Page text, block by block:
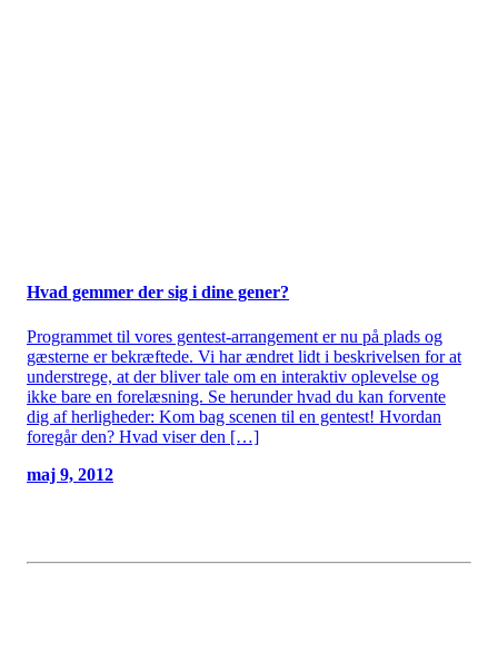
Hvad gemmer der sig i dine gener?
Programmet til vores gentest-arrangement er nu på plads og
gæsterne er bekræftede. Vi har ændret lidt i beskrivelsen for at
understrege, at der bliver tale om en interaktiv oplevelse og
ikke bare en forelæsning. Se herunder hvad du kan forvente
dig af herligheder: Kom bag scenen til en gentest! Hvordan
foregår den? Hvad viser den […]
maj 9, 2012